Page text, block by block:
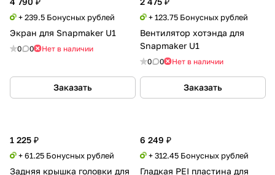
+ 239.5 Бонусных рублей
Экран для Snapmaker U1
0 0 Нет в наличии
Заказать
+ 123.75 Бонусных рублей
Вентилятор хотэнда для
Snapmaker U1
0 0 Нет в наличии
Заказать
1 225 ₽
+ 61.25 Бонусных рублей
Задняя крышка головки для
6 249 ₽
+ 312.45 Бонусных рублей
Гладкая PEI пластина для